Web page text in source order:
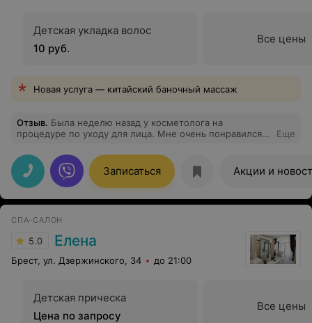
Детская укладка волос
10 руб.
Все цены
Новая услуга — китайский баночный массаж
Отзыв. Была неделю назад у косметолога на
процедуре по уходу для лица. Мне очень понравился
общении. Спасибо за качественную услугу и
доброжелательность)
Еще
Записаться Акции и
СПА-САЛОН
5.0 Елена
Брест, ул. Дзержинского, 34 до 21:00
Детская прическа
Цена по запросу
Все цены